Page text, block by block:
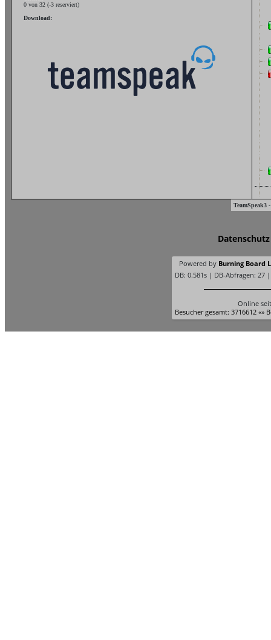
0 von 32 (-3 reserviert)
Download:
TeamSpeak3
Datenschutz
Powered by Burning Board
DB: 0.581s | DB-Abfragen: 27
Online
Besucher gesamt: 3716612 «»